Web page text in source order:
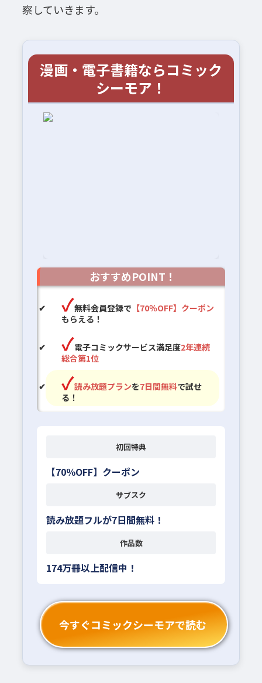
察していきます。
漫画・電子書籍ならコミック
シーモア！
おすすめPOINT！
無料会員登録で 【70％OFF】クーポン
もらえる！
電子コミックサービス満足度2年連続
総合第1位
読み放題プランを7日間無料で試せ
る！
初回特典
【70％OFF】クーポン
サブスク
読み放題フルが7日間無料！
作品数
174万冊以上配信中！
今すぐコミックシーモアで読む